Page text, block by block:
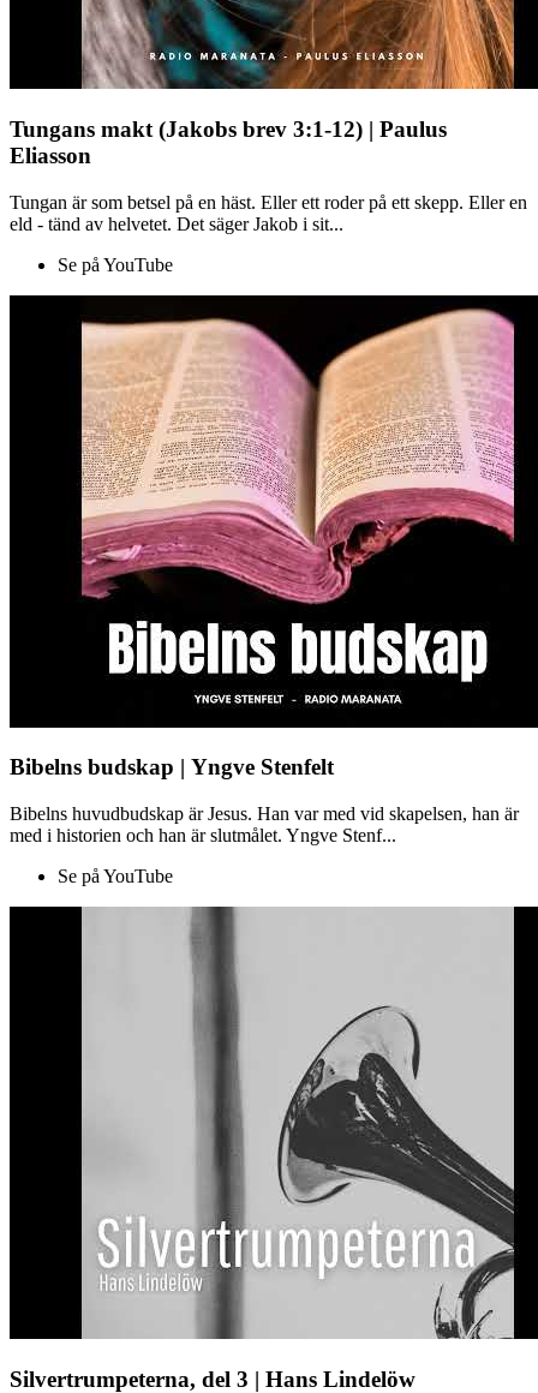
Tungans makt (Jakobs brev 3:1-12) | Paulus
Eliasson
Tungan är som betsel på en häst. Eller ett roder på ett skepp. Eller en
eld - tänd av helvetet. Det säger Jakob i sit...
Se på YouTube
Bibelns budskap | Yngve Stenfelt
Bibelns huvudbudskap är Jesus. Han var med vid skapelsen, han är
med i historien och han är slutmålet. Yngve Stenf...
Se på YouTube
Silvertrumpeterna, del 3 | Hans Lindelöw